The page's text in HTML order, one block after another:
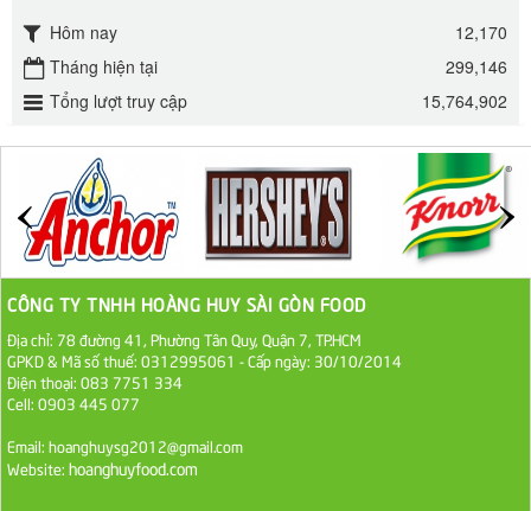
Đường mía thiên nhiên Biên Hòa gói 1kg
ĐƯỜNG SẠCH CÔ BA BIÊN HÒA 1KG
27.000 VND
Đường cát trắng An Khê bao 50kg
1.100.000 VND
Sa Tế Tôm Cholimex PET Hũ 450g
36.000 VND
Hôm nay
12,170
Tháng hiện tại
299,146
Tổng lượt truy cập
15,764,902
CÔNG TY TNHH HOÀNG HUY SÀI GÒN FOOD
Địa chỉ: 78 đường 41, Phường Tân Quy, Quận 7, TP.HCM
GPKD & Mã số thuế: 0312995061 - Cấp ngày: 30/10/2014
Điện thoại: 083 7751 334
Cell: 0903 445 077
Email: hoanghuysg2012@gmail.com
Website: hoanghuyfood.com